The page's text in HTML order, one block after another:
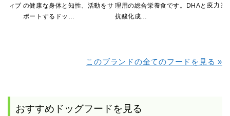
ティブ の健康な身体と知性、活動をサ
ポートするドッ…
理用の総合栄養食です。DHAと
抗酸化成…
疫力と
このブランドの全てのフードを見る »
おすすめドッグフードを見る